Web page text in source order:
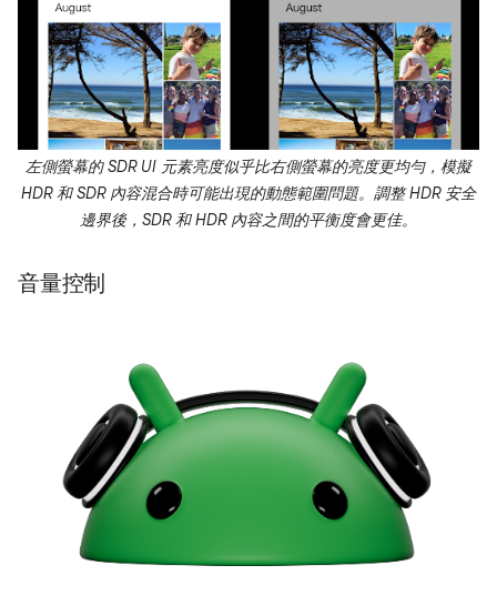
左側螢幕的 SDR UI 元素亮度似乎比右側螢幕的亮度更均勻，模擬
HDR 和 SDR 內容混合時可能出現的動態範圍問題。調整 HDR 安全
邊界後，SDR 和 HDR 內容之間的平衡度會更佳。
音量控制